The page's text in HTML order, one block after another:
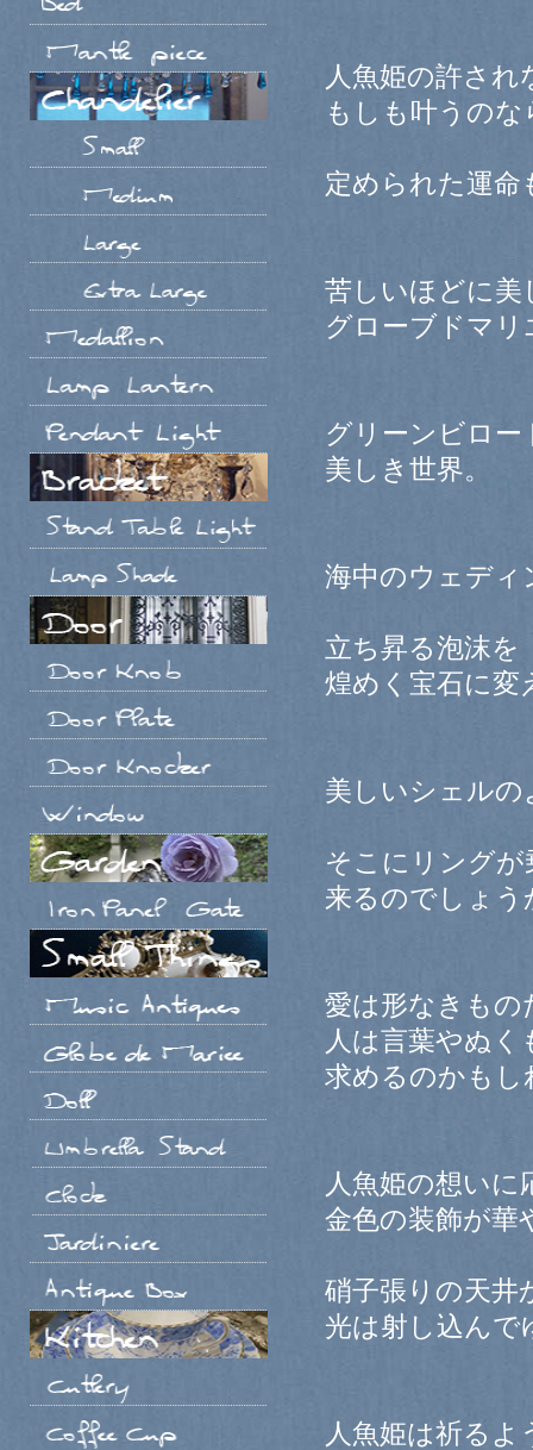
人魚姫の許され
もしも叶うの
定められた運
苦しいほどに
グローブドマ
グリーンビロ
美しき世界。
海中のウェディ
立ち昇る泡沫を
煌めく宝石に変
美しいシェルの
そこにリング
来るのでしょ
愛は形なきもの
人は言葉やぬく
求めるのかもし
人魚姫の想い
金色の装飾が華
硝子張りの天井
光は射し込んで
人魚姫は祈るよ